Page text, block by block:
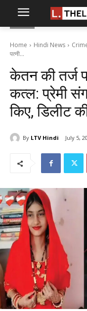
Home Hindi News
पत्नी...
केतन की तर्ज
कत्ल: प्रेमी
किए, डिलीट
By LTV Hindi July 5,